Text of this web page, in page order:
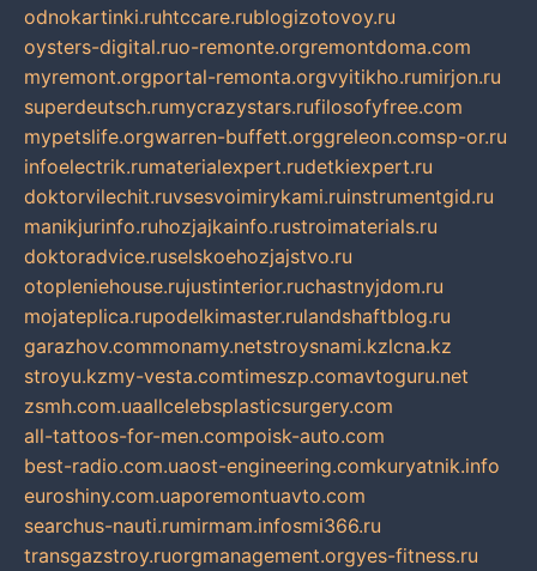
odnokartinki.ruhtccare.rublogizotovoy.ru
oysters-digital.ruo-remonte.orgremontdoma.com
myremont.orgportal-remonta.orgvyitikho.rumirjon.ru
superdeutsch.rumycrazystars.rufilosofyfree.com
mypetslife.orgwarren-buffett.orggreleon.comsp-or.ru
infoelectrik.rumaterialexpert.rudetkiexpert.ru
doktorvilechit.ruvsesvoimirykami.ruinstrumentgid.ru
manikjurinfo.ruhozjajkainfo.rustroimaterials.ru
doktoradvice.ruselskoehozjajstvo.ru
otopleniehouse.rujustinterior.ruchastnyjdom.ru
mojateplica.rupodelkimaster.rulandshaftblog.ru
garazhov.commonamy.netstroysnami.kzlcna.kz
stroyu.kzmy-vesta.comtimeszp.comavtoguru.net
zsmh.com.uaallcelebsplasticsurgery.com
all-tattoos-for-men.compoisk-auto.com
best-radio.com.uaost-engineering.comkuryatnik.info
euroshiny.com.uaporemontuavto.com
searchus-nauti.rumirmam.infosmi366.ru
transgazstroy.ruorgmanagement.orgyes-fitness.ru